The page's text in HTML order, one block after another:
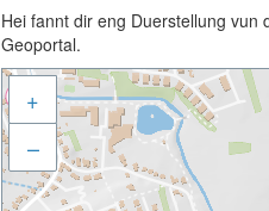
Hei fannt dir eng Duerstellung
Geoportal.
+
–